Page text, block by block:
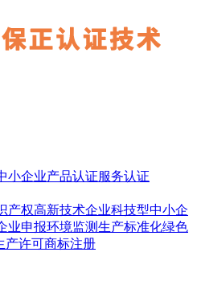
小企业产品认证服务认证
产权高新技术企业科技型中小企
业申报环境监测生产标准化绿色
产许可商标注册